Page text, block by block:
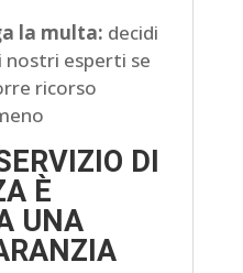
la multa: decidi
esperti se
ricorso
DI
È
UNA